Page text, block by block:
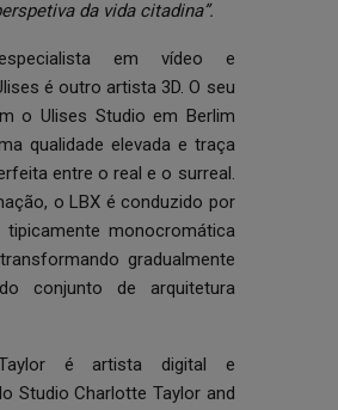
da vida citadina”.
em vídeo e
é outro artista 3D. O seu
o Ulises Studio em Berlim
qualidade elevada e traça
entre o real e o surreal.
o LBX é conduzido por
tipicamente monocromática
gradualmente
conjunto de arquitetura
é artista digital e
Studio Charlotte Taylor and